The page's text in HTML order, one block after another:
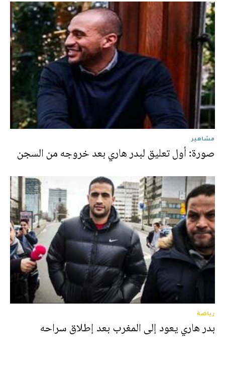
مشاهير
صورة: أول تعليق لبدر هاري بعد خروجه من السجن
رياضة
بدر هاري يعود إلى المغرب بعد إطلاق سراحه